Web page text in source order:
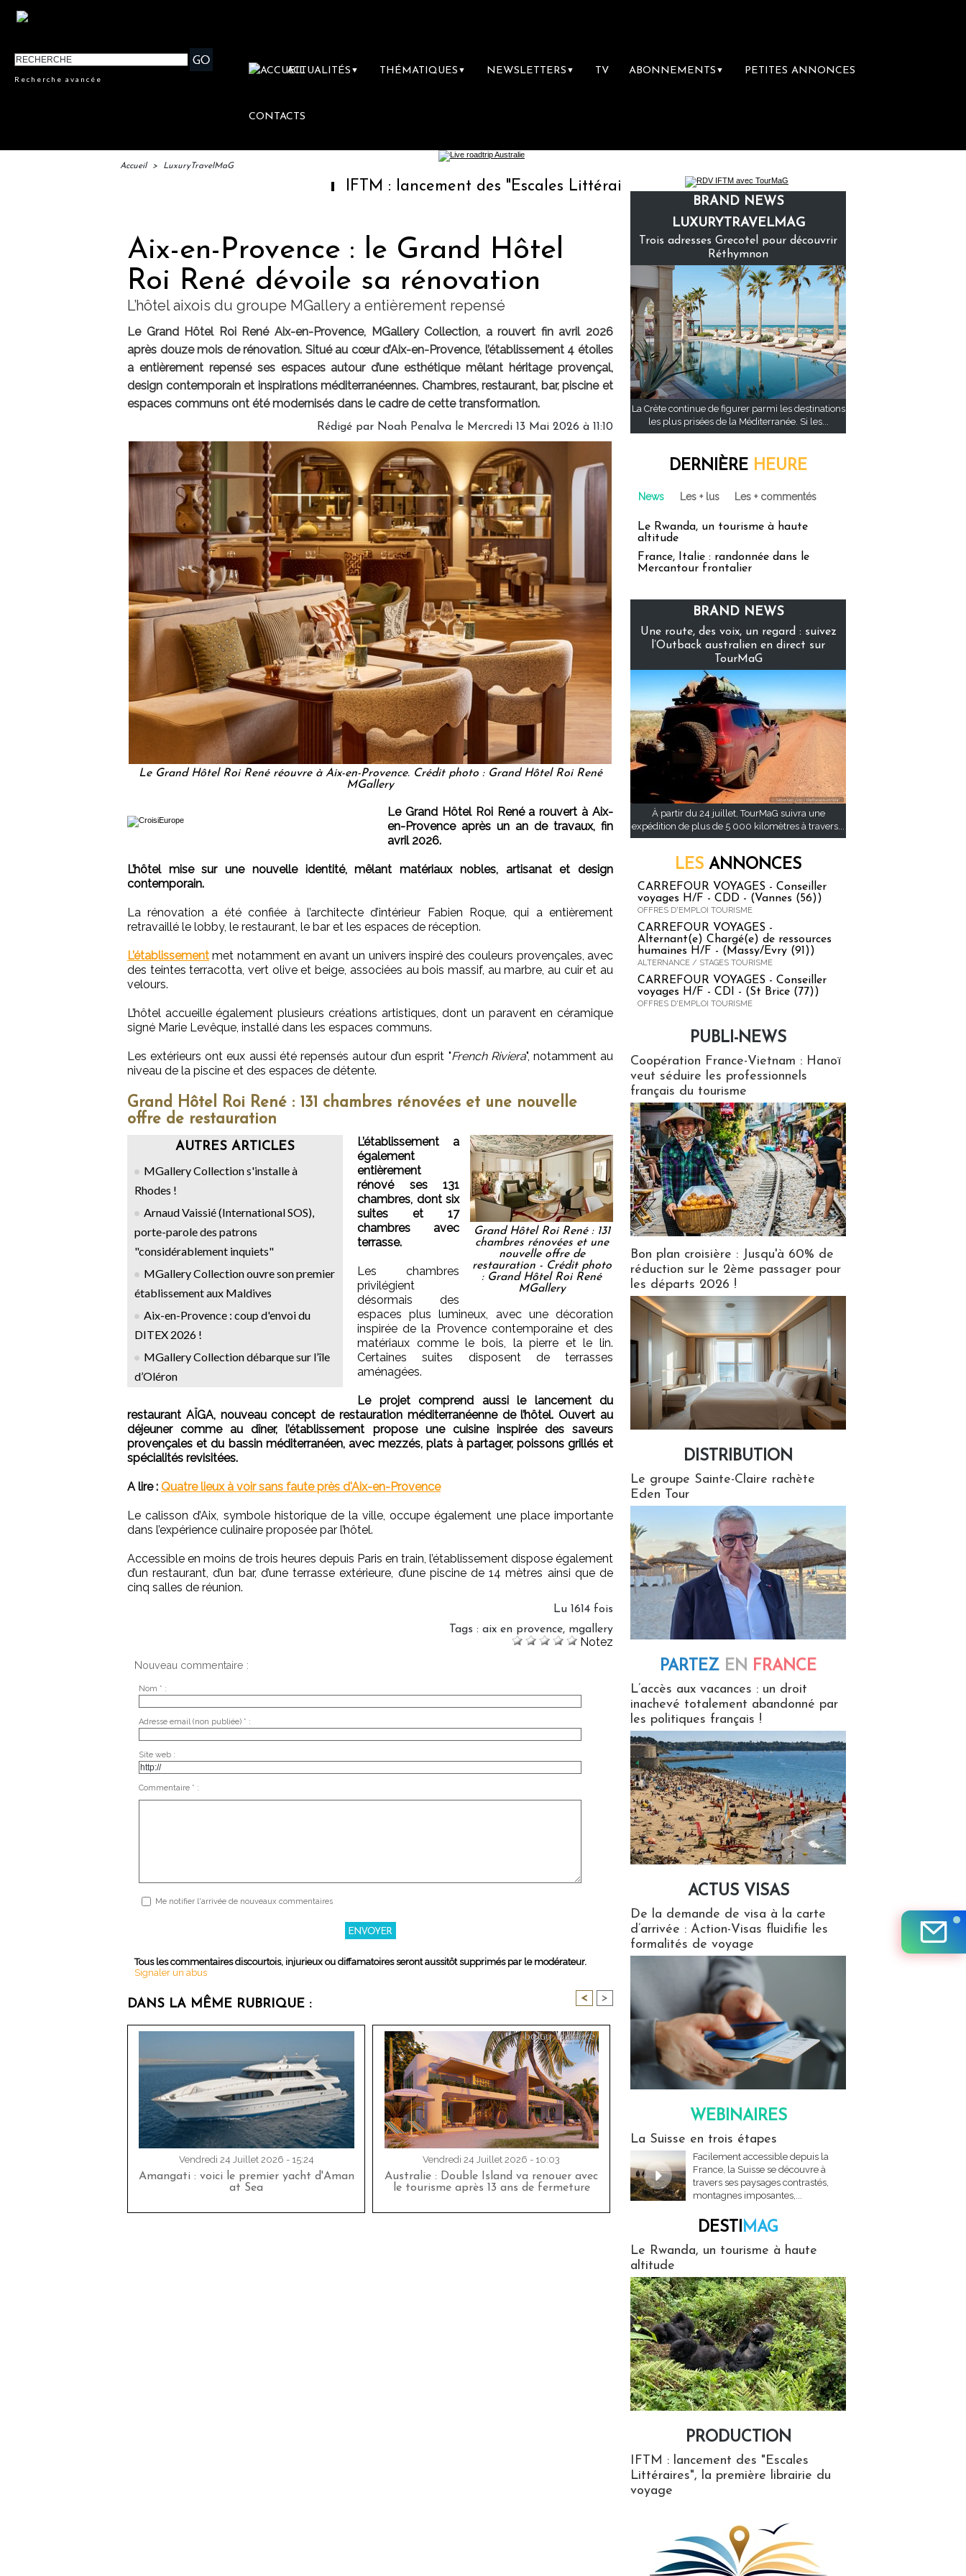
Recherche avancée
ACTUALITÉS ▼ THÉMATIQUES ▼ NEWSLETTERS ▼ TV ABONNEMENTS ▼ PETITES ANNONCES
CONTACTS
Accueil > LuxuryTravelMaG
IFTM : lancement des "Escales Littéraires", la première librairie du voyage
Aix-en-Provence : le Grand Hôtel
Roi René dévoile sa rénovation
L’hôtel aixois du groupe MGallery a entièrement repensé
Le Grand Hôtel Roi René Aix-en-Provence, MGallery Collection, a rouvert fin avril 2026
après douze mois de rénovation. Situé au cœur d’Aix-en-Provence, l’établissement 4 étoiles
a entièrement repensé ses espaces autour d’une esthétique mêlant héritage provençal,
design contemporain et inspirations méditerranéennes. Chambres, restaurant, bar, piscine et
espaces communs ont été modernisés dans le cadre de cette transformation.
Rédigé par Noah Penalva le Mercredi 13 Mai 2026 à 11:10
Le Grand Hôtel Roi René réouvre à Aix-en-Provence. Crédit photo : Grand Hôtel Roi René
MGallery
Le Grand Hôtel Roi René a rouvert à Aix-
en-Provence après un an de travaux, fin
avril 2026.
L’hôtel mise sur une nouvelle identité, mêlant matériaux nobles, artisanat et design
contemporain.
La rénovation a été confiée à l’architecte d’intérieur Fabien Roque, qui a entièrement
retravaillé le lobby, le restaurant, le bar et les espaces de réception.
L’établissement met notamment en avant un univers inspiré des couleurs provençales, avec
des teintes terracotta, vert olive et beige, associées au bois massif, au marbre, au cuir et au
velours.
L’hôtel accueille également plusieurs créations artistiques, dont un paravent en céramique
signé Marie Levêque, installé dans les espaces communs.
Les extérieurs ont eux aussi été repensés autour d’un esprit "French Riviera", notamment au
niveau de la piscine et des espaces de détente.
Grand Hôtel Roi René : 131 chambres rénovées et une nouvelle
offre de restauration
AUTRES ARTICLES
MGallery Collection s'installe à
Rhodes !
Arnaud Vaissié (International SOS),
porte-parole des patrons
"considérablement inquiets"
MGallery Collection ouvre son premier
établissement aux Maldives
Aix-en-Provence : coup d'envoi du
DITEX 2026 !
MGallery Collection débarque sur l’île
d’Oléron
Grand Hôtel Roi René : 131
chambres rénovées et une
nouvelle offre de
restauration - Crédit photo
: Grand Hôtel Roi René
MGallery
L’établissement a
également
entièrement
rénové ses 131
chambres, dont six
suites et 17
chambres avec
terrasse.
Les chambres
privilégient
désormais des
espaces plus lumineux, avec une décoration
inspirée de la Provence contemporaine et des
matériaux comme le bois, la pierre et le lin.
Certaines suites disposent de terrasses
aménagées.
Le projet comprend aussi le lancement du
restaurant AÏGA, nouveau concept de restauration méditerranéenne de l’hôtel. Ouvert au
déjeuner comme au dîner, l’établissement propose une cuisine inspirée des saveurs
provençales et du bassin méditerranéen, avec mezzés, plats à partager, poissons grillés et
spécialités revisitées.
A lire : Quatre lieux à voir sans faute près d'Aix-en-Provence
Le calisson d’Aix, symbole historique de la ville, occupe également une place importante
dans l’expérience culinaire proposée par l’hôtel.
Accessible en moins de trois heures depuis Paris en train, l’établissement dispose également
d’un restaurant, d’un bar, d’une terrasse extérieure, d’une piscine de 14 mètres ainsi que de
cinq salles de réunion.
Lu 1614 fois
Tags : aix en provence, mgallery
Notez
Nouveau commentaire :
Nom * :
Adresse email (non publiée) * :
Site web :
Commentaire * :
Me notifier l'arrivée de nouveaux commentaires
Tous les commentaires discourtois, injurieux ou diffamatoires seront aussitôt supprimés par le modérateur.
Signaler un abus
DANS LA MÊME RUBRIQUE : < >
Vendredi 24 Juillet 2026 - 15:24
Amangati : voici le premier yacht d'Aman
at Sea
Vendredi 24 Juillet 2026 - 10:03
Australie : Double Island va renouer avec
le tourisme après 13 ans de fermeture
BRAND NEWS
LUXURYTRAVELMAG
Trois adresses Grecotel pour découvrir
Réthymnon
La Crète continue de figurer parmi les destinations
les plus prisées de la Méditerranée. Si les...
DERNIÈRE HEURE
News Les + lus Les + commentés
Le Rwanda, un tourisme à haute
altitude
France, Italie : randonnée dans le
Mercantour frontalier
BRAND NEWS
Une route, des voix, un regard : suivez
l’Outback australien en direct sur
TourMaG
À partir du 24 juillet, TourMaG suivra une
expédition de plus de 5 000 kilomètres à travers...
LES ANNONCES
CARREFOUR VOYAGES - Conseiller
voyages H/F - CDD - (Vannes (56))
OFFRES D'EMPLOI TOURISME
CARREFOUR VOYAGES -
Alternant(e) Chargé(e) de ressources
humaines H/F - (Massy/Evry (91))
ALTERNANCE / STAGES TOURISME
CARREFOUR VOYAGES - Conseiller
voyages H/F - CDI - (St Brice (77))
OFFRES D'EMPLOI TOURISME
PUBLI-NEWS
Coopération France-Vietnam : Hanoï
veut séduire les professionnels
français du tourisme
Bon plan croisière : Jusqu'à 60% de
réduction sur le 2ème passager pour
les départs 2026 !
DISTRIBUTION
Le groupe Sainte-Claire rachète
Eden Tour
PARTEZ EN FRANCE
L’accès aux vacances : un droit
inachevé totalement abandonné par
les politiques français !
ACTUS VISAS
De la demande de visa à la carte
d’arrivée : Action-Visas fluidifie les
formalités de voyage
WEBINAIRES
La Suisse en trois étapes
Facilement accessible depuis la
France, la Suisse se découvre à
travers ses paysages contrastés,
montagnes imposantes,...
DESTIMAG
Le Rwanda, un tourisme à haute
altitude
PRODUCTION
IFTM : lancement des "Escales
Littéraires", la première librairie du
voyage